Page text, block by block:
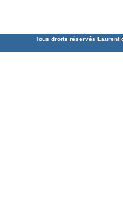
Tous droits réservés Laurent